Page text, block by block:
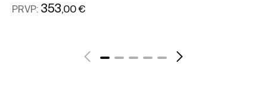
PRVP: 353 ,00 €